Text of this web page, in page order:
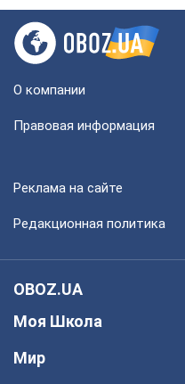
О компании
Правовая информация
Реклама на сайте
Редакционная политика
OBOZ.UA
Моя Школа
Мир